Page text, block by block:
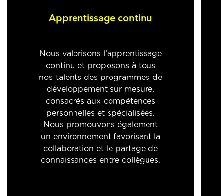
Apprentissage continu
Nous valorisons l’apprentissage
continu et proposons à tous
nos talents des programmes de
développement sur mesure,
consacrés aux compétences
personnelles et spécialisées.
Nous promouvons également
un environnement favorisant la
collaboration et le partage de
connaissances entre collègues.